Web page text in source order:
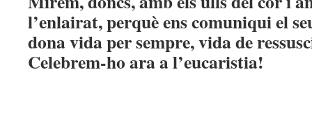
l’enlairat, perquè ens comuniqui el
dona vida per sempre, vida de
Celebrem-ho ara a l’eucaristia!